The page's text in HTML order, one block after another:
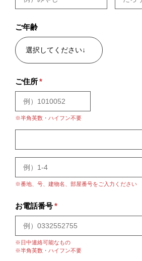
ご年齢
ご住所*
※半角英数・ハイフン不要
※番地、号、建物名、部屋番号をご入力ください
お電話番号*
※日中連絡可能なもの
※半角英数・ハイフン不要